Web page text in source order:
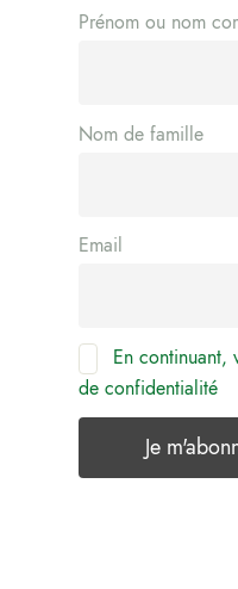
Prénom ou nom
Nom de famille
Email
En continuant,
de confidentialité